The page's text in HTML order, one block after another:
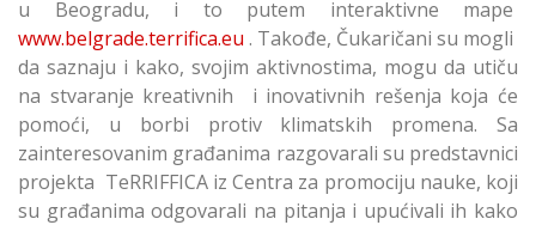
u Beogradu, i to putem interaktivne mape
www.belgrade.terrifica.eu . Takođe, Čukaričani su mogli
da saznaju i kako, svojim aktivnostima, mogu da utiču
na stvaranje kreativnih i inovativnih rešenja koja će
pomoći, u borbi protiv klimatskih promena. Sa
zainteresovanim građanima razgovarali su predstavnici
projekta TeRRIFFICA iz Centra za promociju nauke, koji
su građanima odgovarali na pitanja i upućivali ih kako